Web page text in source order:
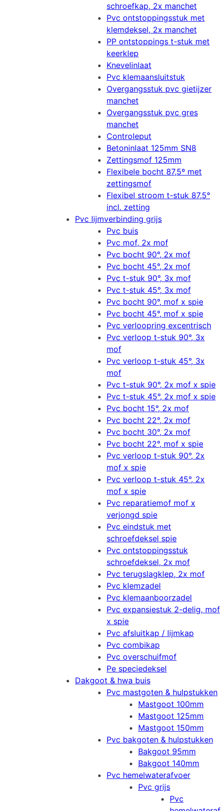
schroefkap, 2x manchet
Pvc ontstoppingsstuk met
klemdeksel, 2x manchet
PP ontstoppings t-stuk met
keerklep
Knevelinlaat
Pvc klemaansluitstuk
Overgangsstuk pvc gietijzer
manchet
Overgangsstuk pvc gres
manchet
Controleput
Betoninlaat 125mm SN8
Zettingsmof 125mm
Flexibele bocht 87,5º met
zettingsmof
Flexibel stroom t-stuk 87,5°
incl. zetting
Pvc lijmverbinding grijs
Pvc buis
Pvc mof, 2x mof
Pvc bocht 90°, 2x mof
Pvc bocht 45°, 2x mof
Pvc t-stuk 90°, 3x mof
Pvc t-stuk 45°, 3x mof
Pvc bocht 90°, mof x spie
Pvc bocht 45°, mof x spie
Pvc verloopring excentrisch
Pvc verloop t-stuk 90°, 3x
mof
Pvc verloop t-stuk 45°, 3x
mof
Pvc t-stuk 90°, 2x mof x spie
Pvc t-stuk 45°, 2x mof x spie
Pvc bocht 15°, 2x mof
Pvc bocht 22°, 2x mof
Pvc bocht 30°, 2x mof
Pvc bocht 22°, mof x spie
Pvc verloop t-stuk 90°, 2x
mof x spie
Pvc verloop t-stuk 45°, 2x
mof x spie
Pvc reparatiemof mof x
verjongd spie
Pvc eindstuk met
schroefdeksel spie
Pvc ontstoppingsstuk
schroefdeksel, 2x mof
Pvc terugslagklep, 2x mof
Pvc klemzadel
Pvc klemaanboorzadel
Pvc expansiestuk 2-delig, mof
x spie
Pvc afsluitkap / lijmkap
Pvc combikap
Pvc overschuifmof
Pe speciedeksel
Dakgoot & hwa buis
Pvc mastgoten & hulpstukken
Mastgoot 100mm
Mastgoot 125mm
Mastgoot 150mm
Pvc bakgoten & hulpstukken
Bakgoot 95mm
Bakgoot 140mm
Pvc hemelwaterafvoer
Pvc grijs
Pvc